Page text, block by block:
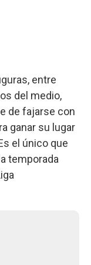
entre
del medio,
de fajarse con
ganar su lugar
el único que
temporada